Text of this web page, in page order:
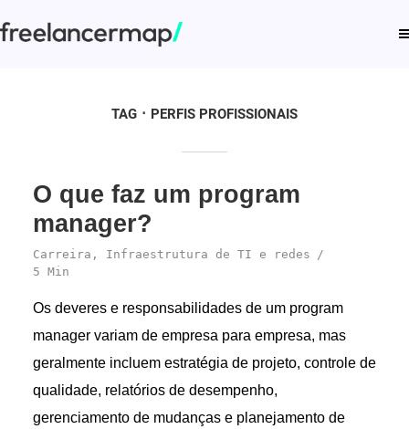
TAG PERFIS PROFISSIONAIS
O que faz um program
manager?
Carreira , Infraestrutura de TI e redes
5 Min
Os deveres e responsabilidades de um program
manager variam de empresa para empresa, mas
geralmente incluem estratégia de projeto, controle de
qualidade, relatórios de desempenho,
gerenciamento de mudanças e planejamento de